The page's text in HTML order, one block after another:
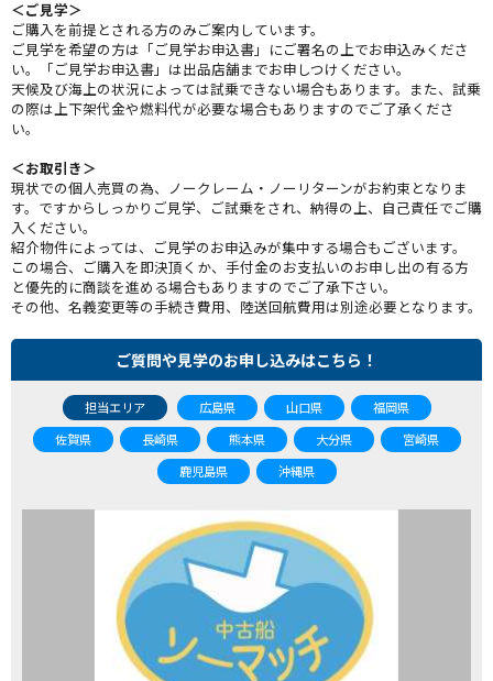
＜ご見学＞
ご購入を前提とされる方のみご案内しています。
ご見学を希望の方は「ご見学お申込書」にご署名の上でお申込みくださ
い。「ご見学お申込書」は出品店舗までお申しつけください。
天候及び海上の状況によっては試乗できない場合もあります。また、試乗
の際は上下架代金や燃料代が必要な場合もありますのでご了承くださ
い。
＜お取引き＞
現状での個人売買の為、ノークレーム・ノーリターンがお約束となりま
す。ですからしっかりご見学、ご試乗をされ、納得の上、自己責任でご購
入ください。
紹介物件によっては、ご見学のお申込みが集中する場合もございます。
この場合、ご購入を即決頂くか、手付金のお支払いのお申し出の有る方
と優先的に商談を進める場合もありますのでご了承下さい。
その他、名義変更等の手続き費用、陸送回航費用は別途必要となります。
ご質問や見学のお申し込みはこちら！
担当エリア 広島県 山口県
福岡県
佐賀県
長崎県 熊本県 大分県
宮崎県
鹿児島県
沖縄県